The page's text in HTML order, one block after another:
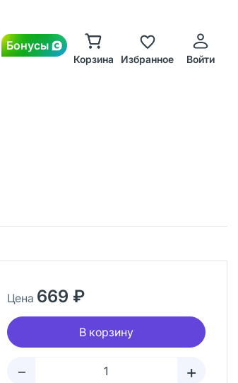
Бонусы
Корзина Избранное Войти
Цена 669 ₽
В корзину
– +